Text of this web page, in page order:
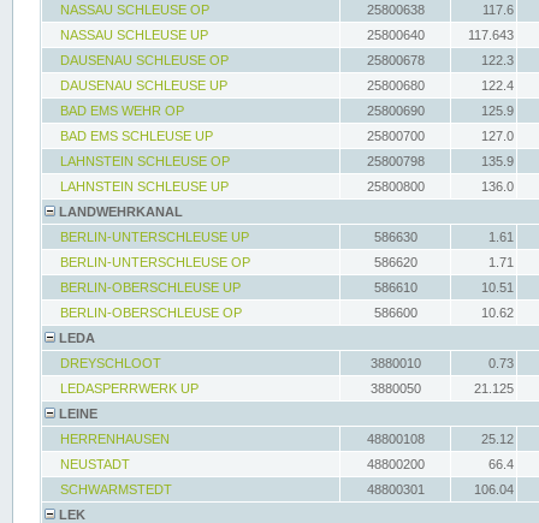
NASSAU SCHLEUSE OP
25800638
117.6
NASSAU SCHLEUSE UP
25800640
117.643
DAUSENAU SCHLEUSE OP
25800678
122.3
DAUSENAU SCHLEUSE UP
25800680
122.4
BAD EMS WEHR OP
25800690
125.9
BAD EMS SCHLEUSE UP
25800700
127.0
LAHNSTEIN SCHLEUSE OP
25800798
135.9
LAHNSTEIN SCHLEUSE UP
25800800
136.0
LANDWEHRKANAL
BERLIN-UNTERSCHLEUSE UP
586630
1.61
BERLIN-UNTERSCHLEUSE OP
586620
1.71
BERLIN-OBERSCHLEUSE UP
586610
10.51
BERLIN-OBERSCHLEUSE OP
586600
10.62
LEDA
DREYSCHLOOT
3880010
0.73
LEDASPERRWERK UP
3880050
21.125
LEINE
HERRENHAUSEN
48800108
25.12
NEUSTADT
48800200
66.4
SCHWARMSTEDT
48800301
106.04
LEK